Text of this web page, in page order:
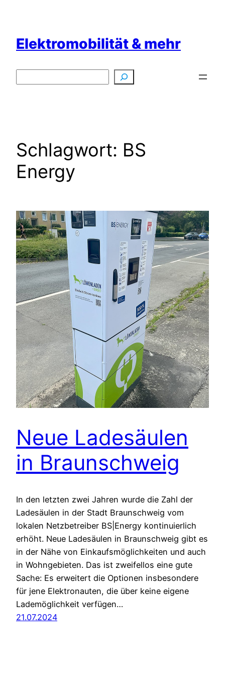
springen
Elektromobilität & mehr
Schlagwort: BS
Energy
Neue Ladesäulen
in Braunschweig
In den letzten zwei Jahren wurde die Zahl der
Ladesäulen in der Stadt Braunschweig vom
lokalen Netzbetreiber BS|Energy kontinuierlich
erhöht. Neue Ladesäulen in Braunschweig gibt es
in der Nähe von Einkaufsmöglichkeiten und auch
in Wohngebieten. Das ist zweifellos eine gute
Sache: Es erweitert die Optionen insbesondere
für jene Elektronauten, die über keine eigene
Lademöglichkeit verfügen…
21.07.2024